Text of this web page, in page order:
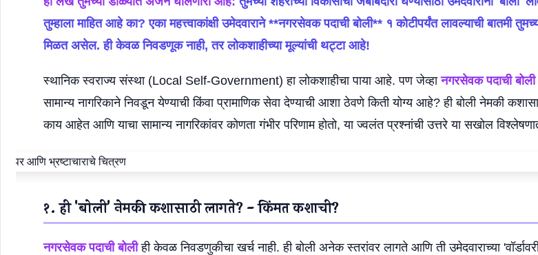
तुम्हाला माहित आहे का? एका महत्त्वाकांक्षी उमेदवाराने **नगरसेवक पदाची बोली** १ कोटीपर्यंत लावल्याची बातमी
मिळत असेल. ही केवळ निवडणूक नाही, तर लोकशाहीच्या मूल्यांची थट्टा आहे!
स्थानिक स्वराज्य संस्था (Local Self-Government) हा लोकशाहीचा पाया आहे. पण जेव्हानगरसेवक पदाची बोली
सामान्य नागरिकाने निवडून येण्याची किंवा प्रामाणिक सेवा देण्याची आशा ठेवणे किती योग्य आहे? ही बोली नेमकी
काय आहेत आणि याचा सामान्य नागरिकांवर कोणता गंभीर परिणाम होतो, या ज्वलंत प्रश्नांची उत्तरे या सखोल
१. ही 'बोली' नेमकी कशासाठी लागते? - किंमत कशाची?
नगरसेवक पदाची बोलीही केवळ निवडणुकीचा खर्च नाही. ही बोली अनेक स्तरांवर लागते आणि ती उमेदवाराच्या